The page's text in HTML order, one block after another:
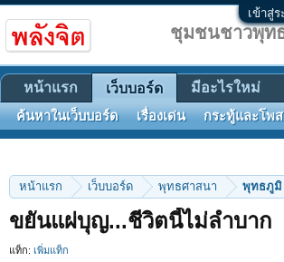
เข้าสู่
หน้าแรก เว็บบอร์ด พุทธศาสนา พุทธภูมิ
ขยันแผ่บุญ...ชีวิตนี้ไม่ลำบาก
แท็ก: เพิ่มแท็ก
ชุมชนชาวพุท
หน้าแรก เว็บบอร์ด
ค้นหาในเว็บบอร์ด เรื่องเด่น กระทู้และโพ
มีอะไรใหม่